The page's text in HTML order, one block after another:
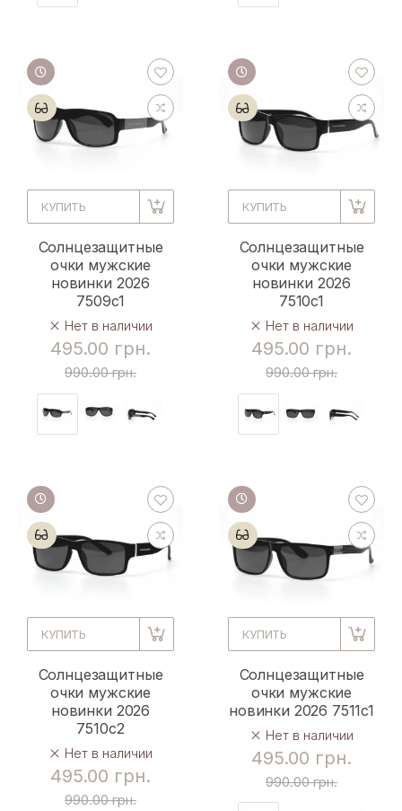
КУПИТЬ
Солнцезащитные
очки мужские
новинки 2026
7509c1
Нет в наличии
495.00 грн.
990.00 грн.
КУПИТЬ
Солнцезащитные
очки мужские
новинки 2026
7510c1
Нет в наличии
495.00 грн.
990.00 грн.
КУПИТЬ
Солнцезащитные
очки мужские
новинки 2026
7510c2
Нет в наличии
495.00 грн.
990.00 грн.
КУПИТЬ
Солнцезащитные
очки мужские
новинки 2026 7511c1
Нет в наличии
495.00 грн.
990.00 грн.